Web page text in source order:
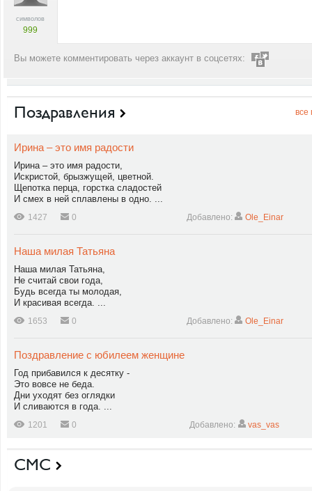
символов
999
Вы можете комментировать через аккаунт в соцсетях:
Поздравления все
Ирина – это имя радости
Ирина – это имя радости,
Искристой, брызжущей, цветной.
Щепотка перца, горстка сладостей
И смех в ней сплавлены в одно. ...
1427 0 Добавлено: Ole_Einar
Наша милая Татьяна
Наша милая Татьяна,
Не считай свои года,
Будь всегда ты молодая,
И красивая всегда. ...
1653 0 Добавлено: Ole_Einar
Поздравление с юбилеем женщине
Год прибавился к десятку -
Это вовсе не беда.
Дни уходят без оглядки
И сливаются в года. ...
1201 0 Добавлено: vas_vas
СМС